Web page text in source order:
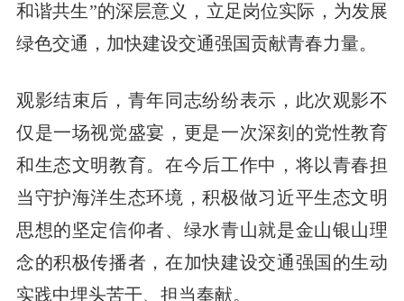
和谐共生”的深层意义，立足岗位实际，为发展
绿色交通，加快建设交通强国贡献青春力量。
观影结束后，青年同志纷纷表示，此次观影不
仅是一场视觉盛宴，更是一次深刻的党性教育
和生态文明教育。在今后工作中，将以青春担
当守护海洋生态环境，积极做习近平生态文明
思想的坚定信仰者、绿水青山就是金山银山理
念的积极传播者，在加快建设交通强国的生动
实践中埋头苦干、担当奉献。